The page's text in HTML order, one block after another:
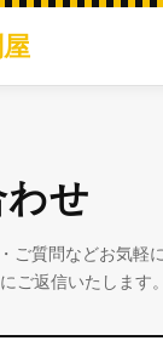
せ
ご質問などお気軽に
ご返信いたします。